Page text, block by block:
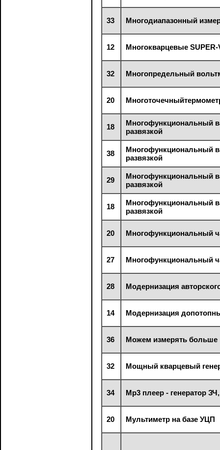
33 Многодиапазонный
12 Многокварцевые
32 Многопредельный
20
18
Многофункциональный
развязкой
38
Многофункциональный
развязкой
29
Многофункциональный
развязкой
18
Многофункциональный
развязкой
20 Многофункциональный
27 Многофункциональный
28 Модернизация
14 Модернизация
36 Можем измерять больше
32 Мощный кварцевый
34 Мр3 плеер - генератор
20 Мультиметр на базе УЦП